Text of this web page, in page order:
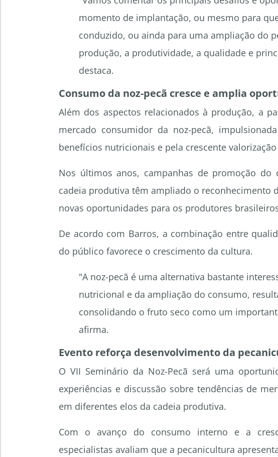
momento de implantação, ou mesmo para
conduzido, ou ainda para uma ampliação do
produção, a produtividade, a qualidade e
destaca.
Consumo da noz-pecã cresce e amplia
Além dos aspectos relacionados à produção, a
mercado consumidor da noz-pecã,
benefícios nutricionais e pela crescente
Nos últimos anos, campanhas de promoção
cadeia produtiva têm ampliado o reconhecimento
novas oportunidades para os produtores
De acordo com Barros, a combinação entre
do público favorece o crescimento da cultura.
"A noz-pecã é uma alternativa bastante
nutricional e da ampliação do consumo,
consolidando o fruto seco como um
afirma.
Evento reforça desenvolvimento da
O VII Seminário da Noz-Pecã será uma
experiências e discussão sobre tendências de
em diferentes elos da cadeia produtiva.
Com o avanço do consumo interno e a
especialistas avaliam que a pecanicultura